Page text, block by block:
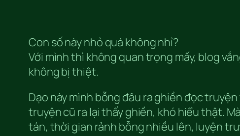
Con số này nhỏ quá không nhỉ?
Với mình thì không quan trọng mấy, blog
không bị thiệt.
Dạo này mình bỗng đâu ra ghiền đọc
truyện cũ ra lại thấy ghiền, khó hiểu thật.
tán, thời gian rảnh bỗng nhiều lên, luyện